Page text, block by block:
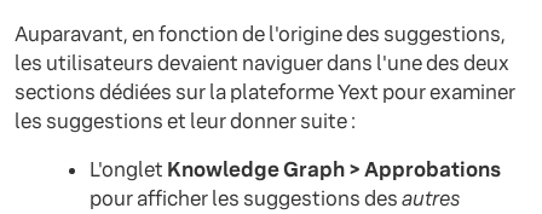
Auparavant, en fonction de l'origine des suggestions,
les utilisateurs devaient naviguer dans l'une des deux
sections dédiées sur la plateforme Yext pour examiner
les suggestions et leur donner suite :
L'onglet Knowledge Graph > Approbations
pour afficher les suggestions desautres